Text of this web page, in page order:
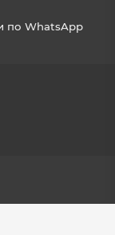
по WhatsApp